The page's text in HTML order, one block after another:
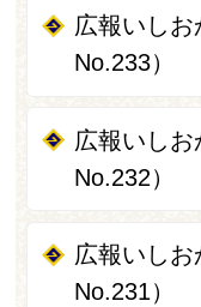
広報いし
No.233）
広報いし
No.232）
広報いし
No.231）